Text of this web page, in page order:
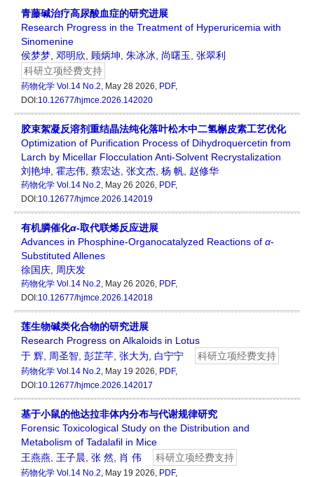
青藤碱治疗高尿酸血症的研究进展
Research Progress in the Treatment of Hyperuricemia with
Sinomenine
侯梦梦 邓明欣 顾炳坤 朱冰冰 尚曙玉
张翠利
科研立项经费支持
药物化学 Vol.14 No.2, May 28 2026, PDF,
DOI:10.12677/hjmce.2026.142020
胶束絮凝反溶剂重结晶法纯化落叶松木中二氢槲皮素工艺优化
Optimization of Purification Process of Dihydroquercetin from
Larch by Micellar Flocculation Anti-Solvent Recrystalization
刘艳坤 霍志伟 蔡宏达 张文杰 杨 帆 赵修华
药物化学 Vol.14 No.2, May 26 2026, PDF,
DOI:10.12677/hjmce.2026.142019
有机膦催化α-取代联烯反应进展
Advances in Phosphine-Organocatalyzed Reactions of α-
Substituted Allenes
徐国庆
周庆发
药物化学 Vol.14 No.2, May 26 2026, PDF,
DOI:10.12677/hjmce.2026.142018
莲生物碱类化合物的研究进展
Research Progress on Alkaloids in Lotus
于 辉
周圣智 彭芷芊 张大为 白宁宁 科研立项经费支持
药物化学 Vol.14 No.2, May 19 2026, PDF,
DOI:10.12677/hjmce.2026.142017
基于小鼠的他达拉非体内分布与代谢规律研究
Forensic Toxicological Study on the Distribution and
Metabolism of Tadalafil in Mice
王燕燕
王子晨 张 然 肖 伟 科研立项经费支持
药物化学 Vol.14 No.2, May 19 2026, PDF,